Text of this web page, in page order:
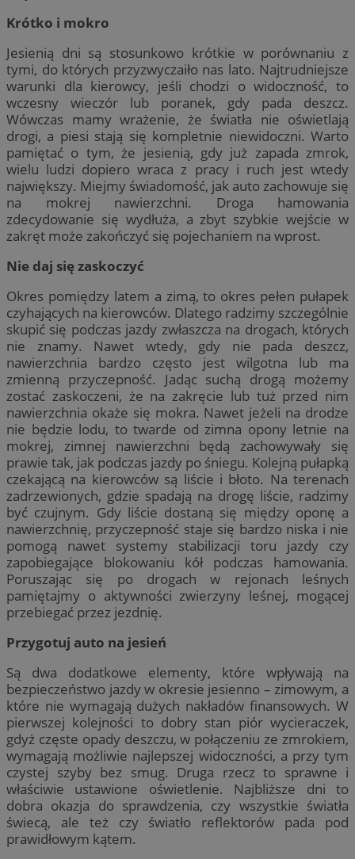
Krótko i mokro
Jesienią dni są stosunkowo krótkie w porównaniu z
tymi, do których przyzwyczaiło nas lato. Najtrudniejsze
warunki dla kierowcy, jeśli chodzi o widoczność, to
wczesny wieczór lub poranek, gdy pada deszcz.
Wówczas mamy wrażenie, że światła nie oświetlają
drogi, a piesi stają się kompletnie niewidoczni. Warto
pamiętać o tym, że jesienią, gdy już zapada zmrok,
wielu ludzi dopiero wraca z pracy i ruch jest wtedy
największy. Miejmy świadomość, jak auto zachowuje się
na mokrej nawierzchni. Droga hamowania
zdecydowanie się wydłuża, a zbyt szybkie wejście w
zakręt może zakończyć się pojechaniem na wprost.
Nie daj się zaskoczyć
Okres pomiędzy latem a zimą, to okres pełen pułapek
czyhających na kierowców. Dlatego radzimy szczególnie
skupić się podczas jazdy zwłaszcza na drogach, których
nie znamy. Nawet wtedy, gdy nie pada deszcz,
nawierzchnia bardzo często jest wilgotna lub ma
zmienną przyczepność. Jadąc suchą drogą możemy
zostać zaskoczeni, że na zakręcie lub tuż przed nim
nawierzchnia okaże się mokra. Nawet jeżeli na drodze
nie będzie lodu, to twarde od zimna opony letnie na
mokrej, zimnej nawierzchni będą zachowywały się
prawie tak, jak podczas jazdy po śniegu. Kolejną pułapką
czekającą na kierowców są liście i błoto. Na terenach
zadrzewionych, gdzie spadają na drogę liście, radzimy
być czujnym. Gdy liście dostaną się między oponę a
nawierzchnię, przyczepność staje się bardzo niska i nie
pomogą nawet systemy stabilizacji toru jazdy czy
zapobiegające blokowaniu kół podczas hamowania.
Poruszając się po drogach w rejonach leśnych
pamiętajmy o aktywności zwierzyny leśnej, mogącej
przebiegać przez jezdnię.
Przygotuj auto na jesień
Są dwa dodatkowe elementy, które wpływają na
bezpieczeństwo jazdy w okresie jesienno – zimowym, a
które nie wymagają dużych nakładów finansowych. W
pierwszej kolejności to dobry stan piór wycieraczek,
gdyż częste opady deszczu, w połączeniu ze zmrokiem,
wymagają możliwie najlepszej widoczności, a przy tym
czystej szyby bez smug. Druga rzecz to sprawne i
właściwie ustawione oświetlenie. Najbliższe dni to
dobra okazja do sprawdzenia, czy wszystkie światła
świecą, ale też czy światło reflektorów pada pod
prawidłowym kątem.